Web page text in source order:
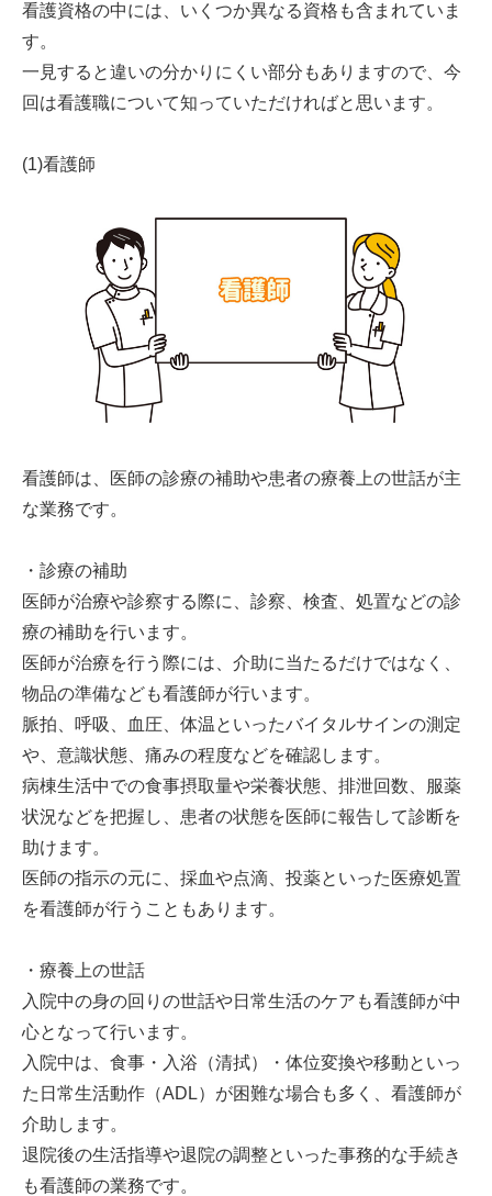
看護資格の中には、いくつか異なる資格も含まれていま
す。
一見すると違いの分かりにくい部分もありますので、今
回は看護職について知っていただければと思います。
(1)看護師
看護師は、医師の診療の補助や患者の療養上の世話が主
な業務です。
・診療の補助
医師が治療や診察する際に、診察、検査、処置などの診
療の補助を行います。
医師が治療を行う際には、介助に当たるだけではなく、
物品の準備なども看護師が行います。
脈拍、呼吸、血圧、体温といったバイタルサインの測定
や、意識状態、痛みの程度などを確認します。
病棟生活中での食事摂取量や栄養状態、排泄回数、服薬
状況などを把握し、患者の状態を医師に報告して診断を
助けます。
医師の指示の元に、採血や点滴、投薬といった医療処置
を看護師が行うこともあります。
・療養上の世話
入院中の身の回りの世話や日常生活のケアも看護師が中
心となって行います。
入院中は、食事・入浴（清拭）・体位変換や移動といっ
た日常生活動作（ADL）が困難な場合も多く、看護師が
介助します。
退院後の生活指導や退院の調整といった事務的な手続き
も看護師の業務です。